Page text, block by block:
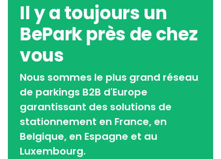
Il y a toujours un
BePark près de chez
vous
Nous sommes le plus grand réseau
de parkings B2B d'Europe
garantissant des solutions de
stationnement en France, en
Belgique, en Espagne et au
Luxembourg.